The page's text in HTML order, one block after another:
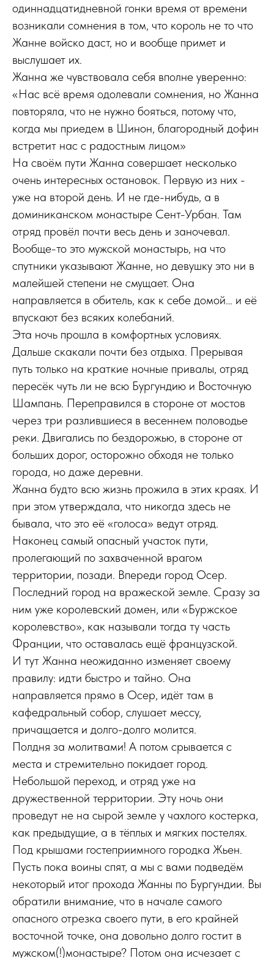
одиннадцатидневной гонки время от времени
возникали сомнения в том, что король не то что
Жанне войско даст, но и вообще примет и
выслушает их.
Жанна же чувствовала себя вполне уверенно:
«Нас всё время одолевали сомнения, но Жанна
повторяла, что не нужно бояться, потому что,
когда мы приедем в Шинон, благородный дофин
встретит нас с радостным лицом»
На своём пути Жанна совершает несколько
очень интересных остановок. Первую из них -
уже на второй день. И не где-нибудь, а в
доминиканском монастыре Сент-Урбан. Там
отряд провёл почти весь день и заночевал.
Вообще-то это мужской монастырь, на что
спутники указывают Жанне, но девушку это ни в
малейшей степени не смущает. Она
направляется в обитель, как к себе домой… и её
впускают без всяких колебаний.
Эта ночь прошла в комфортных условиях.
Дальше скакали почти без отдыха. Прерывая
путь только на краткие ночные привалы, отряд
пересёк чуть ли не всю Бургундию и Восточную
Шампань. Переправился в стороне от мостов
через три разлившиеся в весеннем половодье
реки. Двигались по бездорожью, в стороне от
больших дорог, осторожно обходя не только
города, но даже деревни.
Жанна будто всю жизнь прожила в этих краях. И
при этом утверждала, что никогда здесь не
бывала, что это её «голоса» ведут отряд.
Наконец самый опасный участок пути,
пролегающий по захваченной врагом
территории, позади. Впереди город Осер.
Последний город на вражеской земле. Сразу за
ним уже королевский домен, или «Буржское
королевство», как называли тогда ту часть
Франции, что оставалась ещё французской.
И тут Жанна неожиданно изменяет своему
правилу: идти быстро и тайно. Она
направляется прямо в Осер, идёт там в
кафедральный собор, слушает мессу,
причащается и долго-долго молится.
Полдня за молитвами! А потом срывается с
места и стремительно покидает город.
Небольшой переход, и отряд уже на
дружественной территории. Эту ночь они
проведут не на сырой земле у чахлого костерка,
как предыдущие, а в тёплых и мягких постелях.
Под крышами гостеприимного городка Жьен.
Пусть пока воины спят, а мы с вами подведём
некоторый итог прохода Жанны по Бургундии. Вы
обратили внимание, что в начале самого
опасного отрезка своего пути, в его крайней
восточной точке, она довольно долго гостит в
мужском(!)монастыре? Потом она исчезает с